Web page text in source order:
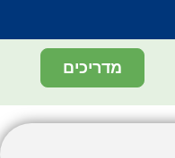
מדריכים